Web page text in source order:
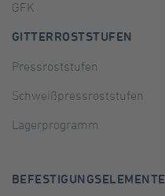
GFK
GITTERROSTSTUFEN
Pressroststufen
Schweißpressroststufen
Lagerprogramm
BEFESTIGUNGSELEMENTE